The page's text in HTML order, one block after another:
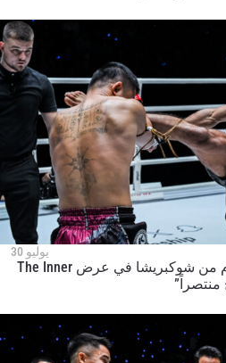
يوليو 30
عبدالله أونداش يتطلع للانتقام من شوكبريشا في عرض The Inner